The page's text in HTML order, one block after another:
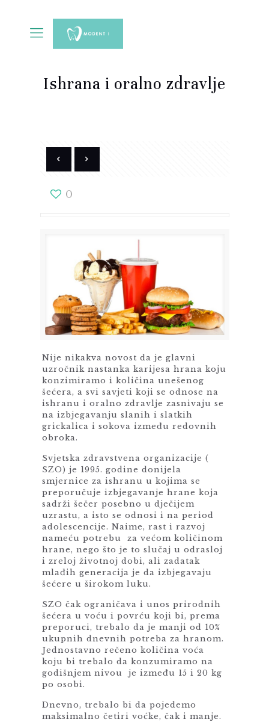
Ishrana i oralno zdravlje
0
Nije nikakva novost da je glavni
uzročnik nastanka karijesa hrana koju
konzimiramo i količina unešenog
šećera, a svi savjeti koji se odnose na
ishranu i oralno zdravlje zasnivaju se
na izbjegavanju slanih i slatkih
grickalica i sokova između redovnih
obroka.
Svjetska zdravstvena organizacije (
SZO) je 1995. godine donijela
smjernice za ishranu u kojima se
preporučuje izbjegavanje hrane koja
sadrži šečer posebno u dječijem
uzrastu, a isto se odnosi i na period
adolescencije. Naime, rast i razvoj
nameću potrebu za većom količinom
hrane, nego što je to slučaj u odrasloj
i zreloj životnoj dobi, ali zadatak
mlađih generacija je da izbjegavaju
šećere u širokom luku.
SZO čak ograničava i unos prirodnih
šećera u voću i povrću koji bi, prema
preporuci, trebalo da je manji od 10%
ukupnih dnevnih potreba za hranom.
Jednostavno rečeno količina voća
koju bi trebalo da konzumiramo na
godišnjem nivou je između 15 i 20 kg
po osobi.
Dnevno, trebalo bi da pojedemo
maksimalno četiri voćke, čak i manje.